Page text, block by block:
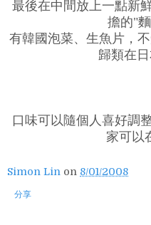
最後在中間放上一點新
擔的"
有韓國泡菜、生魚片，
歸類在
口味可以隨個人喜好調
家可以
Simon Lin on 8/01/2008
分享